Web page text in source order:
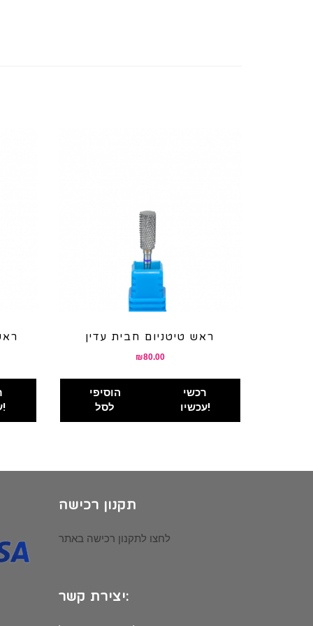
עכשיו!
ראש טיטניום חבית עדין
₪80.00
הוסיפי
לסל
רכשי
עכשיו!
תקנון רכישה
לחצו לתקנון רכישה באתר
יצירת קשר: